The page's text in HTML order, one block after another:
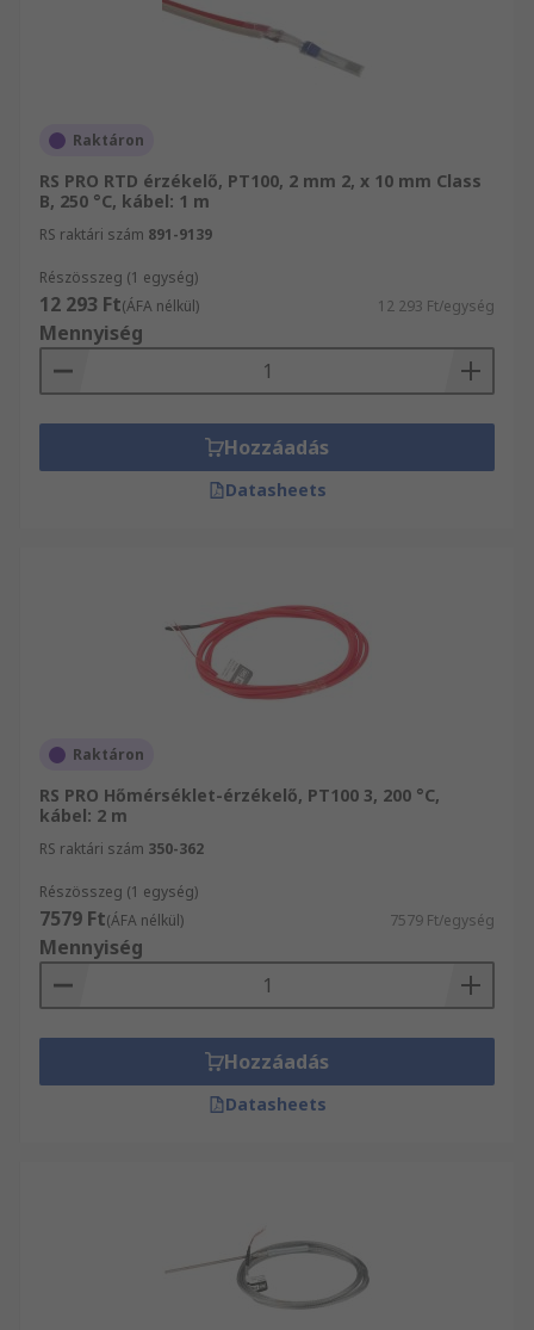
Raktáron
RS PRO RTD érzékelő, PT100, 2 mm 2, x 10 mm Class
B, 250 °C, kábel: 1 m
RS raktári szám 891-9139
Részösszeg (1 egység)
12 293 Ft(ÁFA nélkül) 12 293 Ft/egység
Mennyiség
Hozzáadás
Datasheets
Raktáron
RS PRO Hőmérséklet-érzékelő, PT100 3, 200 °C,
kábel: 2 m
RS raktári szám 350-362
Részösszeg (1 egység)
7579 Ft(ÁFA nélkül) 7579 Ft/egység
Mennyiség
Hozzáadás
Datasheets